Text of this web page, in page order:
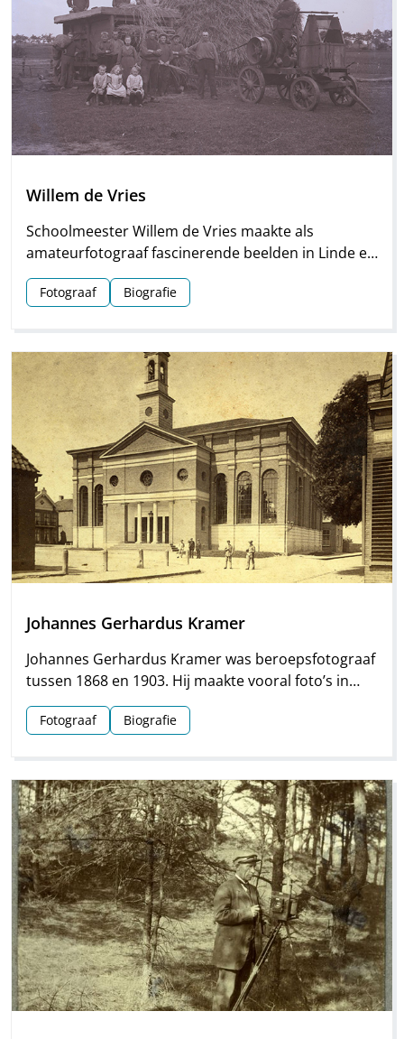
Willem de Vries
Schoolmeester Willem de Vries maakte als
amateurfotograaf fascinerende beelden in Linde en
omgeving. Groepsfoto’s van schoolkinderen,
portretten en beelden van natuur en platteland
Fotograaf Biografie
Johannes Gerhardus Kramer
Johannes Gerhardus Kramer was beroepsfotograaf
tussen 1868 en 1903. Hij maakte vooral foto’s in
Groningen, maar hij streek ook meermaals neer in
Drenthe. Vooral voor Assen en Meppel heeft hij
Fotograaf Biografie